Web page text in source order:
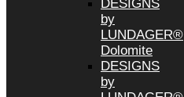
DESIGNS
by
LUNDAGER®
Dolomite
DESIGNS
by